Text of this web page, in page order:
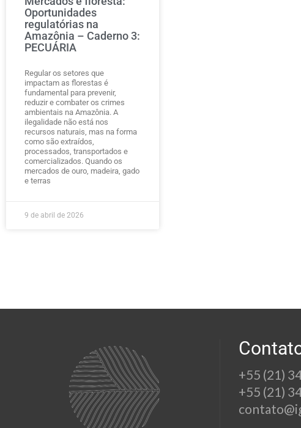
Oportunidades
regulatórias na
Amazônia – Caderno 3:
PECUÁRIA
Regular os setores que
impactam as florestas é
fundamental para prevenir,
reduzir e combater os crimes
ambientais na Amazônia. A
ilegalidade não está nos
recursos naturais, mas na forma
como são extraídos,
processados, transportados e
comercializados. Quando os
mercados de ouro, madeira, gado
e terras
9 de abril de 2026
+55 (21)
+55 (21)